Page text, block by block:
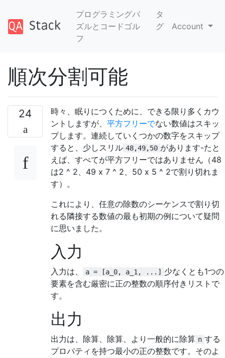
プログラミングパ
ズルとコードゴル
フ
タ
グ
Account
順次分割可能
24
時々、眠りにつくために、できる限り多くカウ
ントしますが、 平方フリーでない数値はスキッ
プします。連続していくつかの数字をスキップ
すると、少しスリル 48,49,50 があります-たと
えば、すべてが平方フリーではありません（48
は2 ^ 2、49 x 7 ^ 2、50 x 5 ^ 2で割り切れま
す）。
これにより、任意の除数のシーケンスで割り切
れる隣接する数値の最も初期の例について疑問
に思いました。
入力
入力は、 a = [a_0, a_1, ...]
少なくとも1つの
要素を含む厳密に正の整数の順序付きリストで
す。
出力
出力は、除算、除算、より一般的に除算 n する
プロパティを持つ最小の正の整数です。そのよ